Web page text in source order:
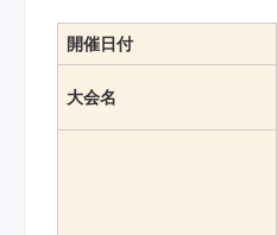
開催日付
大会名